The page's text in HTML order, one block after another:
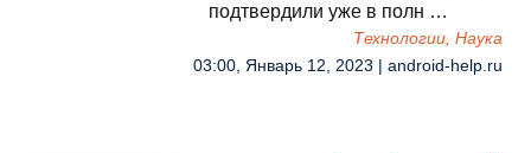
подтвердили уже в полн …
Технологии, Наука
03:00, Январь 12, 2023 | android-help.ru